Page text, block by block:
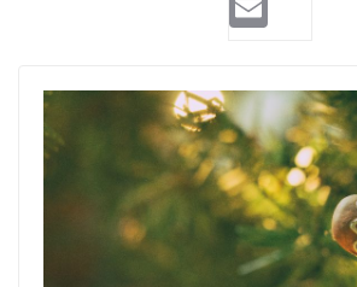
praznici-
davanja-
paketici.jpg